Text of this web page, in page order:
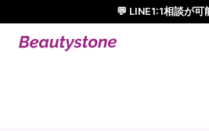
💬 LINE1:1相談が可
日本人通訳常駐／お得な体験価
1:1で設計されたアプ